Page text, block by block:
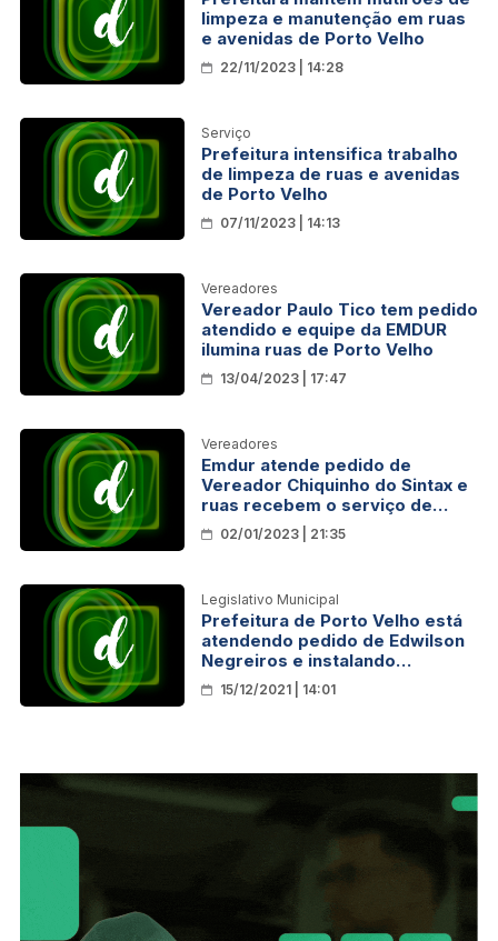
limpeza e manutenção em ruas
e avenidas de Porto Velho
22/11/2023 | 14:28
Serviço
Prefeitura intensifica trabalho
de limpeza de ruas e avenidas
de Porto Velho
07/11/2023 | 14:13
Vereadores
Vereador Paulo Tico tem pedido
atendido e equipe da EMDUR
ilumina ruas de Porto Velho
13/04/2023 | 17:47
Vereadores
Emdur atende pedido de
Vereador Chiquinho do Sintax e
ruas recebem o serviço de
iluminação em Porto Velho
02/01/2023 | 21:35
Legislativo Municipal
Prefeitura de Porto Velho está
atendendo pedido de Edwilson
Negreiros e instalando
sinalização de trânsito em 15
ruas do Aponiã
15/12/2021 | 14:01